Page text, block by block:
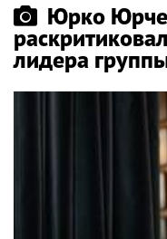
Юрко
лидера